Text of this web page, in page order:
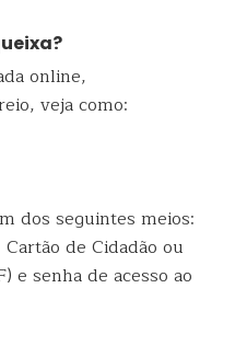
online,
veja como:
dos seguintes meios:
de Cidadão ou
e senha de acesso ao